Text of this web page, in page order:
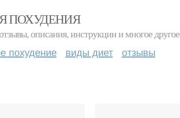
ПОХУДЕНИЯ
описания, инструкции и многое другое
похудение виды диет отзывы